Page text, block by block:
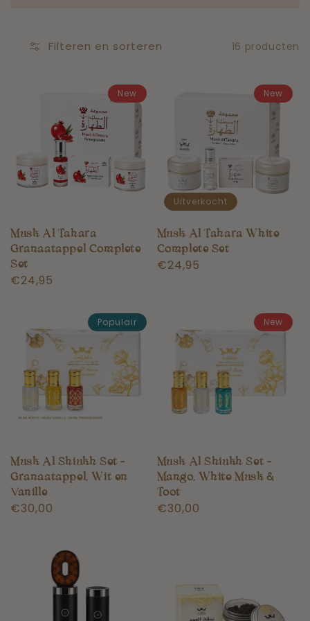
Filteren en sorteren 16 producten
Musk Al Tahara
Granaatappel Complete
Set
Normale
€24,95
New
Musk Al Tahara White
Complete Set
Normale
€24,95
Uitverkocht
New
Musk Al Shiukh Set –
Granaatappel, Wit en
Vanille
Normale
€30,00
Populair
Musk Al Shiukh Set –
Mango, White Musk &
Toot
Normale
€30,00
New